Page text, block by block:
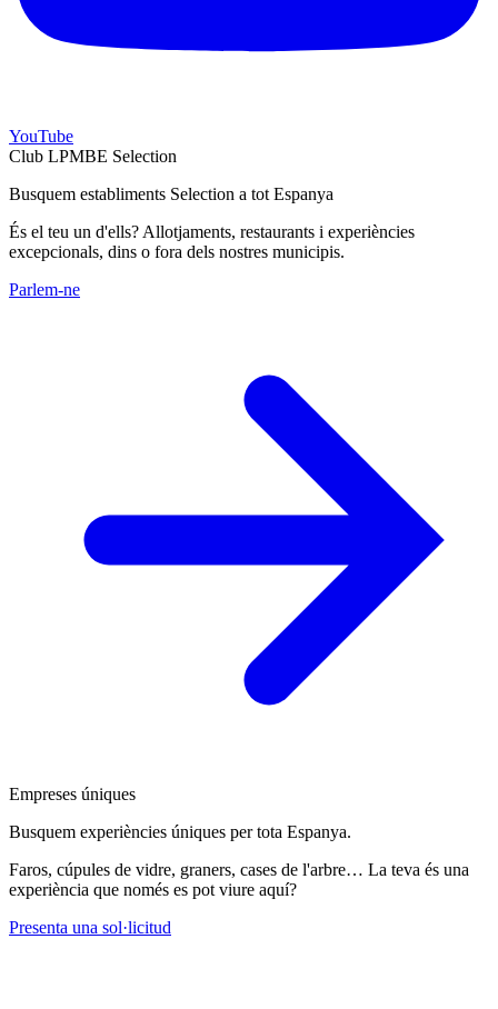
YouTube
Club LPMBE Selection
Busquem establiments Selection a tot Espanya
És el teu un d'ells? Allotjaments, restaurants i experiències
excepcionals, dins o fora dels nostres municipis.
Parlem-ne
Empreses úniques
Busquem experiències úniques per tota Espanya.
Faros, cúpules de vidre, graners, cases de l'arbre… La teva és una
experiència que només es pot viure aquí?
Presenta una sol·licitud